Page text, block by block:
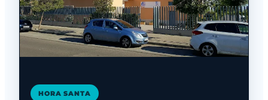
HORA SANTA